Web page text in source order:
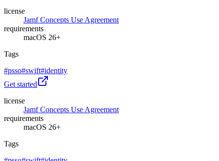
license
Jamf Concepts Use Agreement
requirements
macOS 26+
Tags
#psso#swift#identity
Get started
license
Jamf Concepts Use Agreement
requirements
macOS 26+
Tags